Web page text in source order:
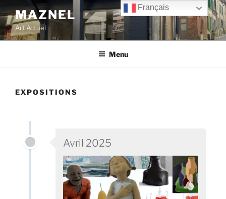
au
contenu
principal
MAZNEL
Art Actuel
Menu
EXPOSITIONS
Avril 2025
Français